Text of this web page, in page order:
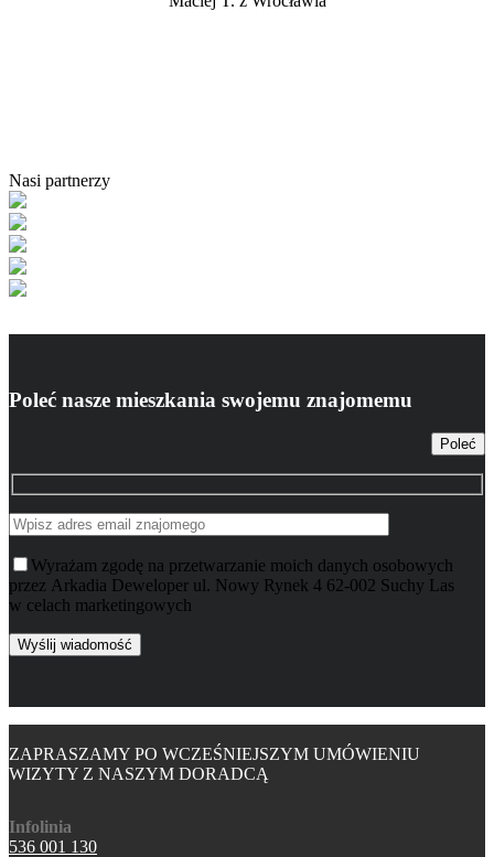
Nasi partnerzy
Poleć nasze mieszkania swojemu znajomemu
Poleć
Wyrażam zgodę na przetwarzanie moich danych osobowych
przez Arkadia Deweloper ul. Nowy Rynek 4 62-002 Suchy Las
w celach marketingowych
ZAPRASZAMY PO WCZEŚNIEJSZYM UMÓWIENIU
WIZYTY Z NASZYM DORADCĄ
Infolinia
536 001 130